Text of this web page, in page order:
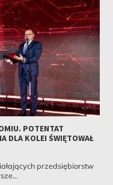
POTENTAT
DLA KOLEI ŚWIĘTOWAŁ
przedsiębiorstw